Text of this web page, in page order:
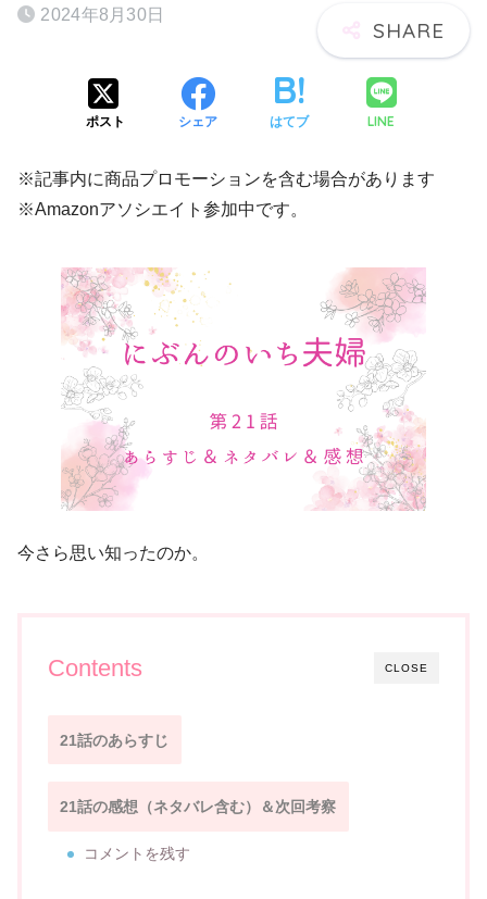
2024年8月30日
ポスト シェア はてブ LINE
※記事内に商品プロモーションを含む場合があります
※Amazonアソシエイト参加中です。
今さら思い知ったのか。
CLOSE
Contents
21話のあらすじ
21話の感想（ネタバレ含む）＆次回考察
コメントを残す